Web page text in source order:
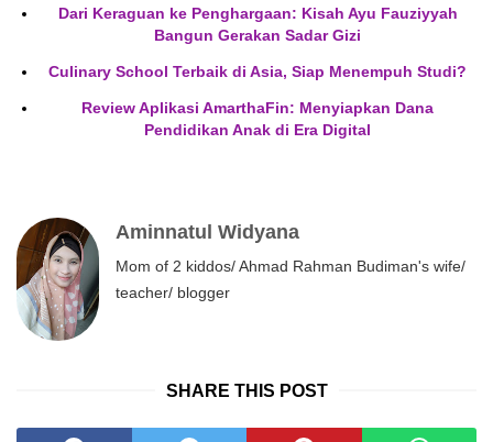
Dari Keraguan ke Penghargaan: Kisah Ayu Fauziyyah
Bangun Gerakan Sadar Gizi
Culinary School Terbaik di Asia, Siap Menempuh Studi?
Review Aplikasi AmarthaFin: Menyiapkan Dana
Pendidikan Anak di Era Digital
Aminnatul Widyana
Mom of 2 kiddos/ Ahmad Rahman Budiman's wife/
teacher/ blogger
SHARE THIS POST